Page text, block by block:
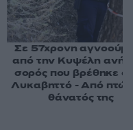
Σε 57χρονη
από την Κυψέλη
σορός που βρέθηκε
Λυκαβηττό - Από
θάνατός της